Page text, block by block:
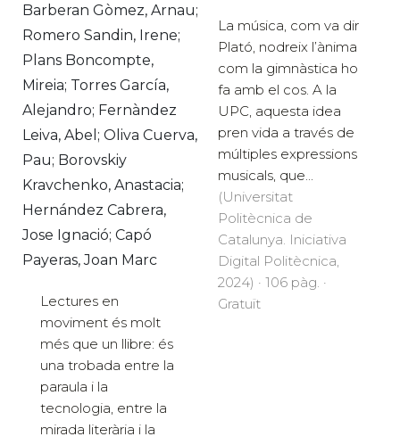
Barberan Gòmez, Arnau;
Romero Sandin, Irene;
Plans Boncompte,
Mireia; Torres García,
Alejandro; Fernàndez
Leiva, Abel; Oliva Cuerva,
Pau; Borovskiy
Kravchenko, Anastacia;
Hernández Cabrera,
Jose Ignació; Capó
Payeras, Joan Marc
Lectures en
moviment és molt
més que un llibre: és
una trobada entre la
paraula i la
tecnologia, entre la
mirada literària i la
La música, com va dir
Plató, nodreix l’ànima
com la gimnàstica ho
fa amb el cos. A la
UPC, aquesta idea
pren vida a través de
múltiples expressions
musicals, que...
(Universitat
Politècnica de
Catalunya. Iniciativa
Digital Politècnica,
2024) · 106 pàg. ·
Gratuït